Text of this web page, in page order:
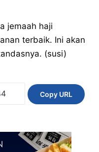
jemaah haji
terbaik. Ini akan
(susi)
Copy URL